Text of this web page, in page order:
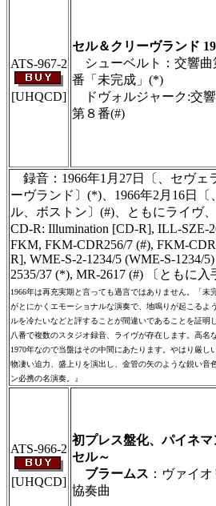
ATS-967-2
[UHQCD]
セル＆クリーヴランド
シューベルト：交響曲
番「未完成」(*)
ドヴォルジャーク:交
第８番(#)
録音：1966年1月27日〔、セヴェ
ーヴランド〕(*)、1966年2月16日
ル、ボストン〕(#)、ともにライヴ
CD-R: Illumination [CD-R], ILL-SZE-
FKM, FKM-CDR256/7 (#), FKM-
R], WME-S-2-1234/5 (WME-S-1234/
2535/37 (*), MR-2617 (#) 〔ともに入
1966年は再充実期と言っても過言ではありません。「未
がとにかくエモーショナルな演奏で、地鳴りが起こるよ
ルを冷たいなどと評することが間違いであることを証明
八番で複数のスタジオ録音、ライヴが存在します。高名
1970年なので当盤はその中間にあたります。やはり厳し
物凄い迫力、盛上りを演出し、金管の矢のような鋭い音
ン必携の名演奏。』
ATS-966-2
[UHQCD]
初プレス盤化、パイネマ
セル～
ブラームス ：ヴァイ
協奏曲